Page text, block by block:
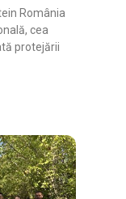
România
cea
protejării